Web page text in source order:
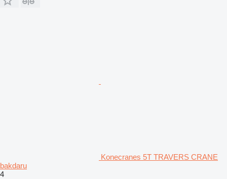
Konecranes 5T TRAVERS CRANE
bakdaru
4